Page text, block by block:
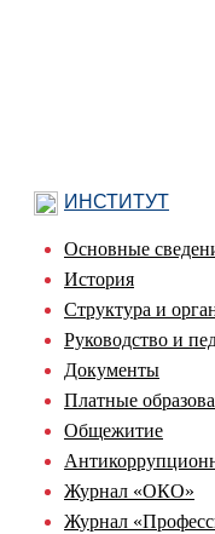
ИНСТИТУТ
Основные
История
Структура и
Руководство и
Документы
Платные
Общежитие
Журнал «ОКО»
Журнал